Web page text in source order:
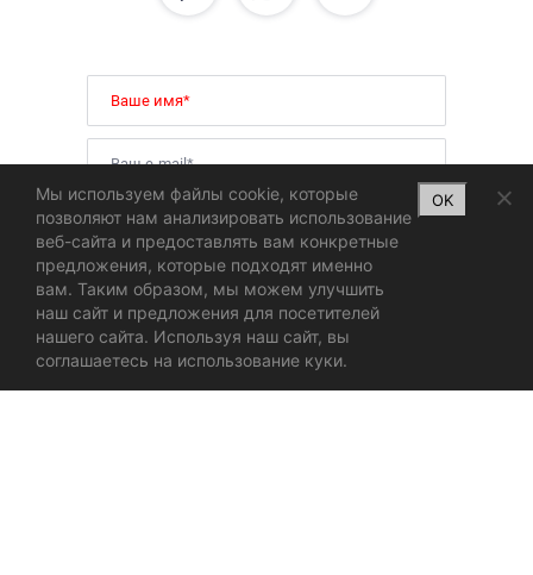
Online Store of Floor Coverings
Мы используем файлы cookie, которые
позволяют нам анализировать использование
веб-сайта и предоставлять вам конкретные
предложения, которые подходят именно
вам. Таким образом, мы можем улучшить
наш сайт и предложения для посетителей
нашего сайта. Используя наш сайт, вы
соглашаетесь на использование куки.
OK